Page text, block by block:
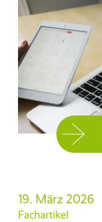
19. März 2026
Fachartikel